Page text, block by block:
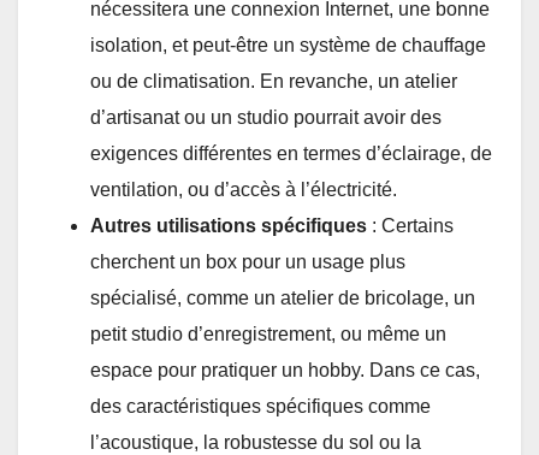
nécessitera une connexion Internet, une bonne
isolation, et peut-être un système de chauffage
ou de climatisation. En revanche, un atelier
d’artisanat ou un studio pourrait avoir des
exigences différentes en termes d’éclairage, de
ventilation, ou d’accès à l’électricité.
Autres utilisations spécifiques : Certains
cherchent un box pour un usage plus
spécialisé, comme un atelier de bricolage, un
petit studio d’enregistrement, ou même un
espace pour pratiquer un hobby. Dans ce cas,
des caractéristiques spécifiques comme
l’acoustique, la robustesse du sol ou la